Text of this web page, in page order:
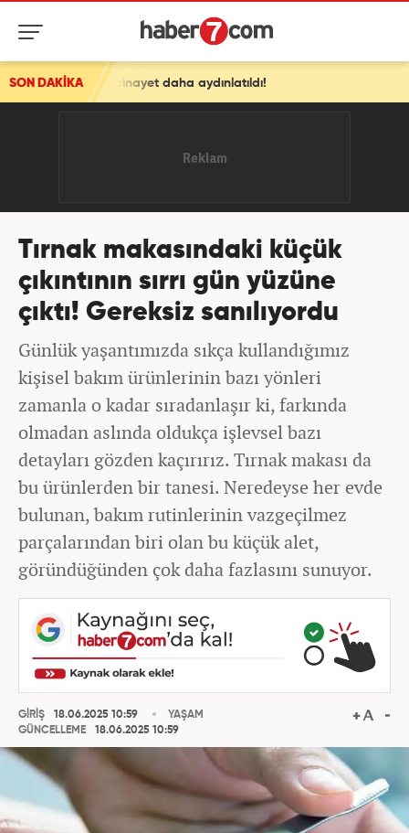
SON DAKİKAdaha aydınlatıldı!
Tırnak makasındaki küçük
çıkıntının sırrı gün yüzüne
çıktı! Gereksiz sanılıyordu
Günlük yaşantımızda sıkça kullandığımız
kişisel bakım ürünlerinin bazı yönleri
zamanla o kadar sıradanlaşır ki, farkında
olmadan aslında oldukça işlevsel bazı
detayları gözden kaçırırız. Tırnak makası da
bu ürünlerden bir tanesi. Neredeyse her evde
bulunan, bakım rutinlerinin vazgeçilmez
parçalarından biri olan bu küçük alet,
göründüğünden çok daha fazlasını sunuyor.
GİRİŞ
18.06.2025 10:59
GÜNCELLEME
18.06.2025 10:59
YAŞAM